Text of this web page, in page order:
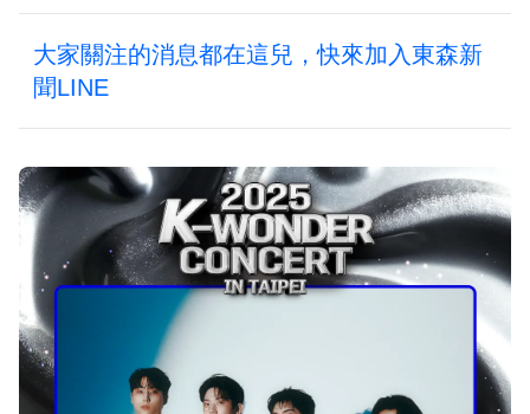
大家關注的消息都在這兒，快來加入東森新
聞LINE